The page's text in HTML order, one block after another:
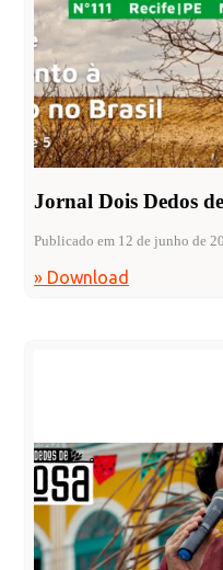
Jornal Dois Dedos
Publicado em 12 de junho de
» Download